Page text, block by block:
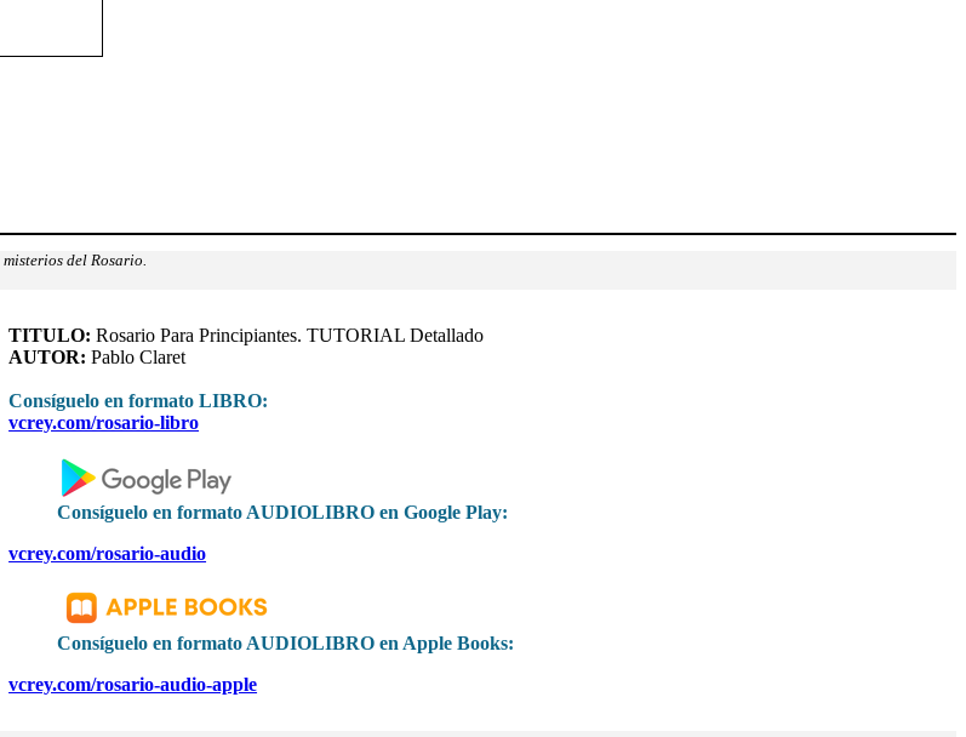
del Rosario.
TITULO: Rosario Para Principiantes. TUTORIAL Detallado
AUTOR: Pablo Claret
Consíguelo en formato LIBRO:
vcrey.com/rosario-libro
Consíguelo en formato AUDIOLIBRO en Google Play:
vcrey.com/rosario-audio
Consíguelo en formato AUDIOLIBRO en Apple Books:
vcrey.com/rosario-audio-apple